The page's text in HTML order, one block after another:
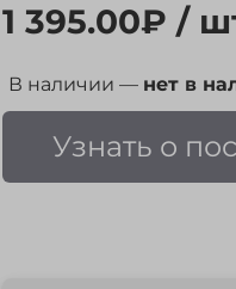
1 395.00₽ /
В наличии — нет в
Узнать о